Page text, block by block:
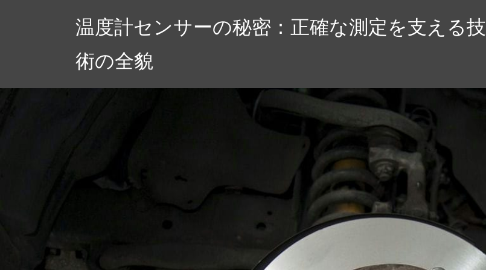
温度計センサーの秘密：正確な測定を支える技
術の全貌